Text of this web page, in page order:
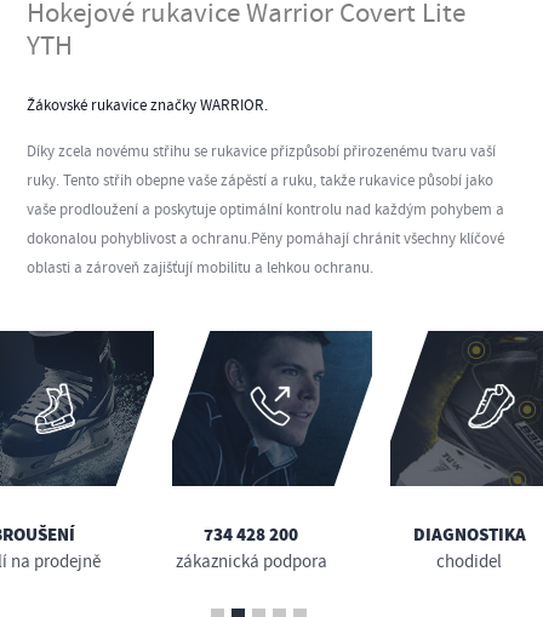
Hokejové rukavice Warrior Covert Lite
YTH
Žákovské rukavice značky WARRIOR.
Díky zcela novému střihu se rukavice přizpůsobí přirozenému tvaru vaší
ruky. Tento střih obepne vaše zápěstí a ruku, takže rukavice působí jako
vaše prodloužení a poskytuje optimální kontrolu nad každým pohybem a
dokonalou pohyblivost a ochranu.Pěny pomáhají chránit všechny klíčové
oblasti a zároveň zajišťují mobilitu a lehkou ochranu.
na prodejně
734 428 200
zákaznická podpora
DIAGNOSTIKA
chodidel